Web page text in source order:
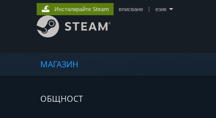
МАГАЗИН
ОБЩНОСТ
Инсталирайте Steam вписване език